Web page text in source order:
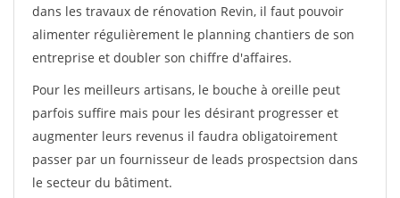
dans les travaux de rénovation Revin, il faut pouvoir
alimenter régulièrement le planning chantiers de son
entreprise et doubler son chiffre d'affaires.
Pour les meilleurs artisans, le bouche à oreille peut
parfois suffire mais pour les désirant progresser et
augmenter leurs revenus il faudra obligatoirement
passer par un fournisseur de leads prospectsion dans
le secteur du bâtiment.